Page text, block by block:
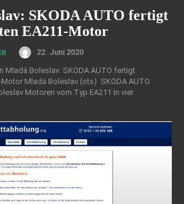
SKODA AUTO fertigt
EA211-Motor
22. Juni 2020
Mladá Boleslav: SKODA AUTO fertigt
Mladá Boleslav (ots) SKODA AUTO
Motoren vom Typ EA211 in vier